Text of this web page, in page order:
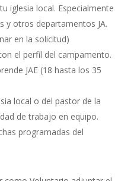
iglesia local. Especialmente
y otros departamentos JA.
en la solicitud)
el perfil del campamento.
JAE (18 hasta los 35
local o del pastor de la
de trabajo en equipo.
programadas del